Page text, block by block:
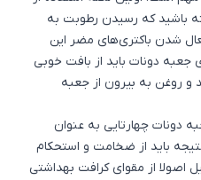
باشید که رسیدن رطوبت به
شدن باکتری‌های مضر این
دونات باید از بافت خوبی
و روغن به بیرون از جعبه
دونات چهارتایی به عنوان
باید از ضخامت و استحکام
اصولا از مقوای کرافت بهداشتی